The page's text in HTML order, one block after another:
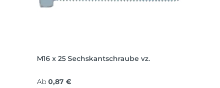
M16 x 25 Sechskantschraube vz.
Regulärer Preis:
Ab 0,87 €